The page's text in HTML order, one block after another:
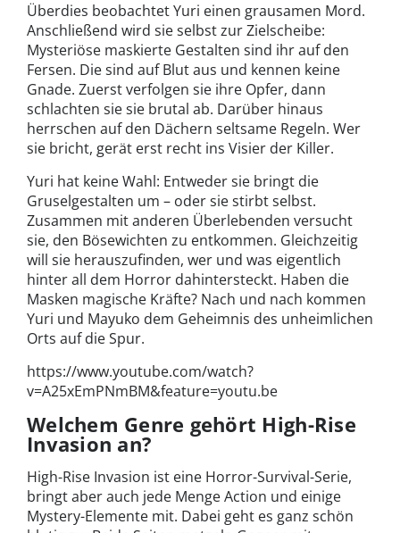
Überdies beobachtet Yuri einen grausamen Mord.
Anschließend wird sie selbst zur Zielscheibe:
Mysteriöse maskierte Gestalten sind ihr auf den
Fersen. Die sind auf Blut aus und kennen keine
Gnade. Zuerst verfolgen sie ihre Opfer, dann
schlachten sie sie brutal ab. Darüber hinaus
herrschen auf den Dächern seltsame Regeln. Wer
sie bricht, gerät erst recht ins Visier der Killer.
Yuri hat keine Wahl: Entweder sie bringt die
Gruselgestalten um – oder sie stirbt selbst.
Zusammen mit anderen Überlebenden versucht
sie, den Bösewichten zu entkommen. Gleichzeitig
will sie herauszufinden, wer und was eigentlich
hinter all dem Horror dahintersteckt. Haben die
Masken magische Kräfte? Nach und nach kommen
Yuri und Mayuko dem Geheimnis des unheimlichen
Orts auf die Spur.
https://www.youtube.com/watch?
v=A25xEmPNmBM&feature=youtu.be
Welchem Genre gehört High-Rise
Invasion an?
High-Rise Invasion ist eine Horror-Survival-Serie,
bringt aber auch jede Menge Action und einige
Mystery-Elemente mit. Dabei geht es ganz schön